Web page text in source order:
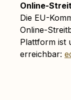
Online-
Die EU-
Online-
Plattform ist
erreichbar: